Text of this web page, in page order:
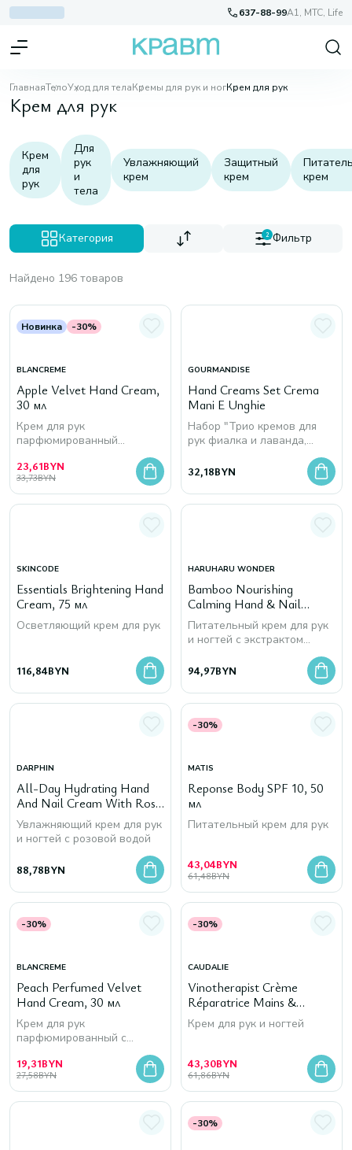
637-88-99A1, МТС, Life
ГлавнаяТелоУход для телаКремы для рук и ногКрем для рук
Крем для рук
Крем
для
рук
Для
рук
и
тела
Увлажняющий
крем
Защитный
крем
крем
Категория 2 Фильтр
Найдено 196 товаров
Новинка -30%
BLANCREME
Apple Velvet Hand Cream,
30 мл
Крем для рук
парфюмированный
23,61BYN
33,73BYN
GOURMANDISE
Hand Creams Set Crema
Mani E Unghie
Набор "Трио кремов для
рук фиалка и лаванда,
апельсин"
32,18BYN
SKINCODE
Essentials Brightening Hand
Cream, 75 мл
Осветляющий крем для рук
116,84BYN
HARUHARU WONDER
Bamboo Nourishing
Calming Hand & Nail
Cream
Питательный крем для рук
и ногтей с экстрактом
94,97BYN
DARPHIN
All-Day Hydrating Hand
And Nail Cream With Rose
Water, 75 мл
Увлажняющий крем для рук
и ногтей с розовой водой
88,78BYN
-30%
MATIS
Reponse Body SPF 10, 50
мл
Питательный крем для рук
43,04BYN
61,48BYN
-30%
BLANCREME
Peach Perfumed Velvet
Hand Cream, 30 мл
Крем для рук
парфюмированный с
19,31BYN
27,58BYN
-30%
CAUDALIE
Vinotherapist Crème
Réparatrice Mains &
Ongles, 75 мл
Крем для рук и ногтей
43,30BYN
61,86BYN
-30%